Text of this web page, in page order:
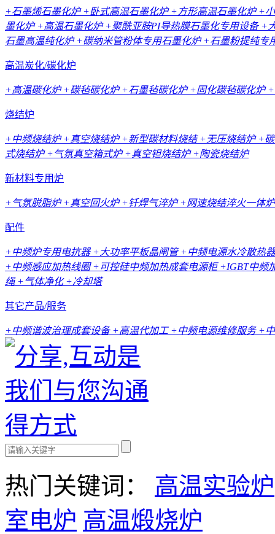
+石墨烯石墨化炉+卧式高温石墨化炉+方形高温石墨化炉+
墨化炉+高温石墨化炉+聚酰亚胺PI导热膜石墨化专用设备 +
石墨高温纯化炉+碳纳米管粉体专用石墨化炉+石墨粉提纯专
高温炭化/碳化炉
+高温碳化炉+碳毡碳化炉+石墨毡碳化炉+固化碳毡碳化炉
烧结炉
+中频烧结炉+真空烧结炉+新型碳材料烧结+无压烧结炉+
式烧结炉+气氛真空箱式炉+真空钽烧结炉+陶瓷烧结炉
新材料专用炉
+气氛脱脂炉+真空回火炉+钎焊气淬炉+网速烧结淬火一体炉
配件
+中频炉专用电抗器 +大功率平板晶闸管+中频电源水冷散热
+中频感应加热线圈+可控硅中频加热成套电源柜+IGBT中频
绳 +气体净化+冷却塔
其它产品/服务
+中频谐波治理成套设备 +高温代加工+中频电源维修服务 +
热门关键词： 高温实验炉
室电炉 高温煅烧炉